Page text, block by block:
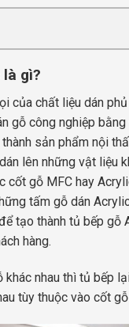
gì?
của chất liệu dán
gỗ công nghiệp
sản phẩm nội
lên những vật liệu
cốt gỗ MFC hay
tấm gỗ dán
tạo thành tủ bếp gỗ
hàng.
nhau thì tủ bếp
tùy thuộc vào cốt